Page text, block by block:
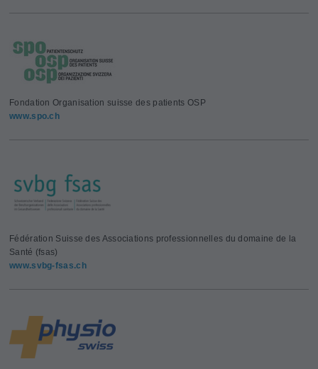
Fondation Organisation suisse des patients OSP
www.spo.ch
Fédération Suisse des Associations professionnelles du domaine de la
Santé (fsas)
www.svbg-fsas.ch